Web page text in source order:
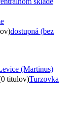
dostupná (bez
(Martinus)
titulov)Turzovka